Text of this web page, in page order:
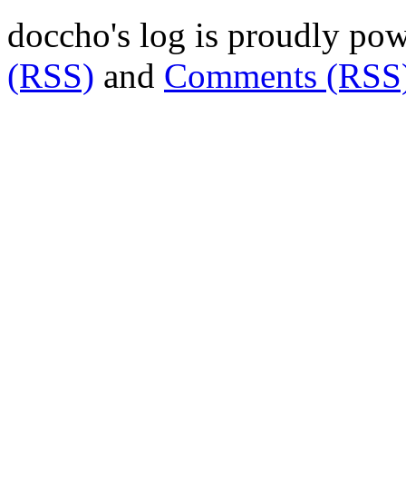
doccho's log is proudly
(RSS) and Comments